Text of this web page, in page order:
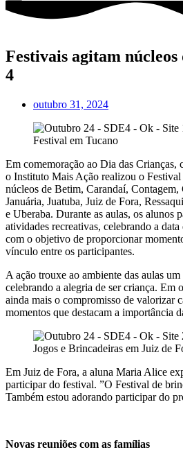
Festivais agitam núcleos
4
outubro 31, 2024
Festival em Tucano
Em comemoração ao Dia das Crianças,
o Instituto Mais Ação realizou o Festival
núcleos de Betim, Carandaí,
Januária, Juatuba, Juiz de Fora,
e Uberaba. Durante as aulas, os alunos
atividades recreativas, celebrando a
com o objetivo de proporcionar
vínculo entre os participantes.
A ação trouxe ao ambiente das aulas
celebrando a alegria de ser criança. Em
ainda mais o compromisso de valorizar
momentos que destacam a importância
Jogos e Brincadeiras em Juiz de
Em Juiz de Fora, a aluna Maria Alice
participar do festival. ”O Festival de
Também estou adorando participar do
Novas reuniões com as famílias